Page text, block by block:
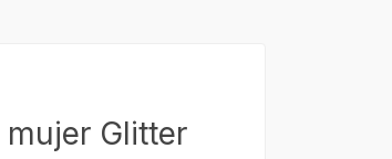
Glitter